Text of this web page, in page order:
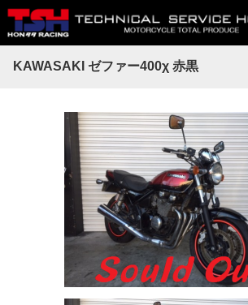
KAWASAKI ゼファー400χ 赤黒